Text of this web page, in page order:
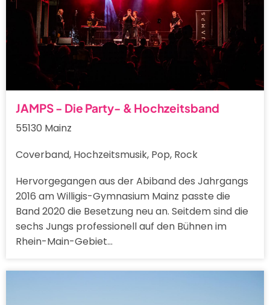
JAMPS - Die Party- & Hochzeitsband
55130 Mainz
Coverband, Hochzeitsmusik, Pop, Rock
Hervorgegangen aus der Abiband des Jahrgangs
2016 am Willigis-Gymnasium Mainz passte die
Band 2020 die Besetzung neu an. Seitdem sind die
sechs Jungs professionell auf den Bühnen im
Rhein-Main-Gebiet…